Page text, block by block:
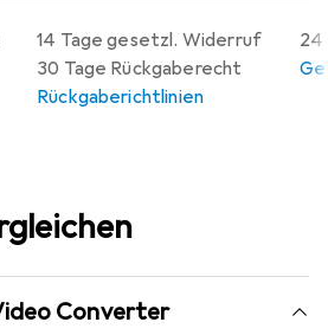
14 Tage gesetzl. Widerruf
30 Tage Rückgaberecht
Rückgaberichtlinien
24
Converter